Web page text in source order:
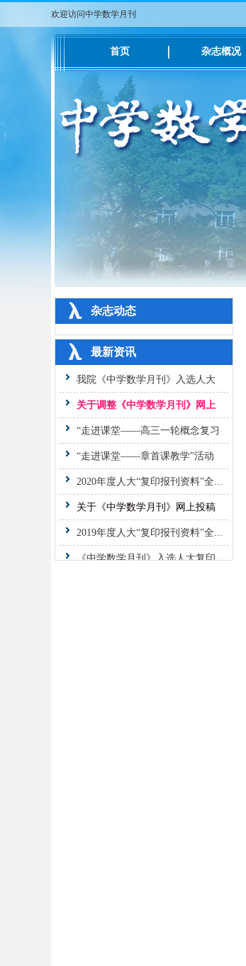
欢迎访问中学数学月刊
首页 杂志概况
杂志动态
最新资讯
我院《中学数学月刊》入选人大
关于调整《中学数学月刊》网上
“走进课堂——高三一轮概念复习
“走进课堂——章首课教学”活动
2020年度人大“复印报刊资料”全...
关于《中学数学月刊》网上投稿
2019年度人大“复印报刊资料”全...
《中学数学月刊》入选人大复印